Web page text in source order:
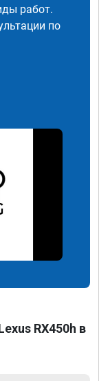
работ.
по
RX450h в